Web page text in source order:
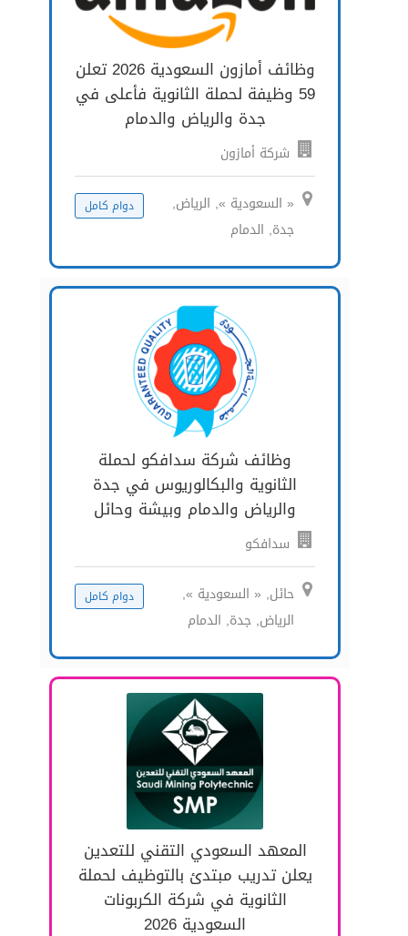
وظائف أمازون السعودية 2026 تعلن
59 وظيفة لحملة الثانوية فأعلى في
جدة والرياض والدمام
شركة أمازون
« السعودية », الرياض,
جدة, الدمام
دوام كامل
وظائف شركة سدافكو لحملة
الثانوية والبكالوريوس في جدة
والرياض والدمام وبيشة وحائل
سدافكو
حائل, « السعودية »,
الرياض, جدة, الدمام
دوام كامل
المعهد السعودي التقني للتعدين
يعلن تدريب مبتدئ بالتوظيف لحملة
الثانوية في شركة الكربونات
السعودية 2026